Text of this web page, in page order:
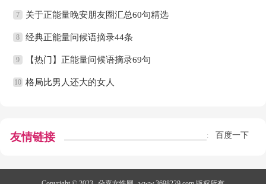
7 关于正能量晚安朋友圈汇总60句精选
8 经典正能量问候语摘录44条
9 【热门】正能量问候语摘录69句
10 格局比男人还大的女人
友情链接 : 百度一下